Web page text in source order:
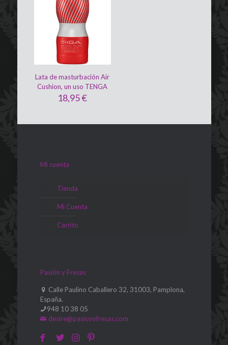
Lata de masturbación Air
Cushion, un uso TENGA
18,95€
Mi cuenta
Tienda
Mi Cuenta
Carrito
Pasión y Fresas
Calle Paulino Caballero 32, 31003, Pamplona,
España.
948 10 38 05
desire@pasionyfresas.com